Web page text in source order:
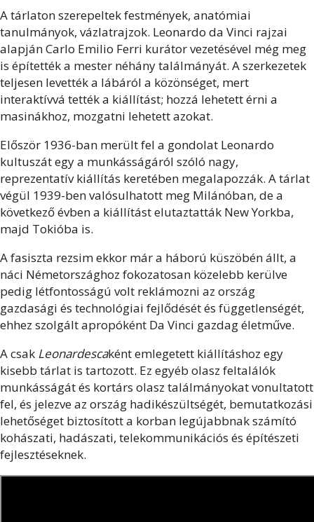
A tárlaton szerepeltek festmények, anatómiai
tanulmányok, vázlatrajzok. Leonardo da Vinci rajzai
alapján Carlo Emilio Ferri kurátor vezetésével még meg
is építették a mester néhány találmányát. A szerkezetek
teljesen levették a lábáról a közönséget, mert
interaktívvá tették a kiállítást; hozzá lehetett érni a
masinákhoz, mozgatni lehetett azokat.
Először 1936-ban merült fel a gondolat Leonardo
kultuszát egy a munkásságáról szóló nagy,
reprezentatív kiállítás keretében megalapozzák. A tárlat
végül 1939-ben valósulhatott meg Milánóban, de a
következő évben a kiállítást elutaztatták New Yorkba,
majd Tokióba is.
A fasiszta rezsim ekkor már a háború küszöbén állt, a
náci Németországhoz fokozatosan közelebb kerülve
pedig létfontosságú volt reklámozni az ország
gazdasági és technológiai fejlődését és függetlenségét,
ehhez szolgált apropóként Da Vinci gazdag életműve.
A csak Leonardescaként emlegetett kiállításhoz egy
kisebb tárlat is tartozott. Ez egyéb olasz feltalálók
munkásságát és kortárs olasz találmányokat vonultatott
fel, és jelezve az ország hadikészültségét, bemutatkozási
lehetőséget biztosított a korban legújabbnak számító
kohászati, hadászati, telekommunikációs és építészeti
fejlesztéseknek.